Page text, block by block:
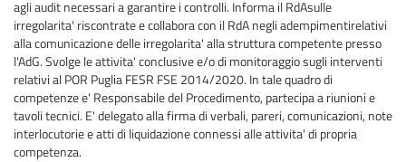
agli audit necessari a garantire i controlli. Informa il RdAsulle
irregolarita' riscontrate e collabora con il RdA negli adempimentirelativi
alla comunicazione delle irregolarita' alla struttura competente presso
l'AdG. Svolge le attivita' conclusive e/o di monitoraggio sugli interventi
relativi al POR Puglia FESR FSE 2014/2020. In tale quadro di
competenze e' Responsabile del Procedimento, partecipa a riunioni e
tavoli tecnici. E' delegato alla firma di verbali, pareri, comunicazioni, note
interlocutorie e atti di liquidazione connessi alle attivita' di propria
competenza.